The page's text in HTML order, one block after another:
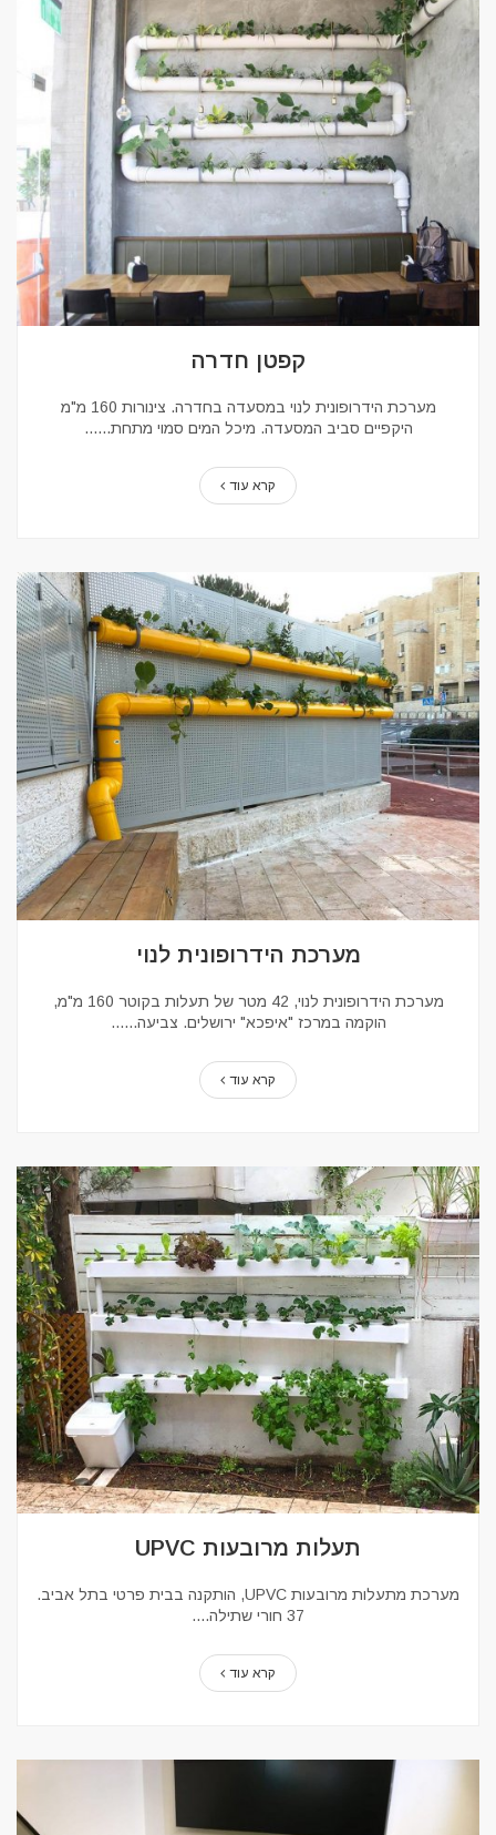
קפטן חדרה
מערכת הידרופונית לנוי במסעדה בחדרה. צינורות 160 מ"מ
היקפיים סביב המסעדה. מיכל המים סמוי מתחת...
קרא עוד
מערכת הידרופונית לנוי
מערכת הידרופונית לנוי, 42 מטר של תעלות בקוטר 160 מ"מ,
הוקמה במרכז "איפכא" ירושלים. צביעה...
קרא עוד
תעלות מרובעות UPVC
מערכת מתעלות מרובעות UPVC, הותקנה בבית פרטי בתל אביב.
37 חורי שתילה.
קרא עוד